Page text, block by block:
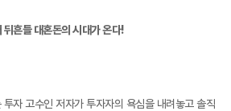
흔들 대혼돈의 시대가 온다!
자 고수인 저자가 투자자의 욕심을 내려놓고 솔직